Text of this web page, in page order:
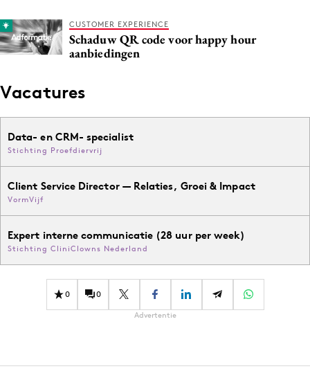
CUSTOMER EXPERIENCE
Schaduw QR code voor happy hour
aanbiedingen
Vacatures
Data- en CRM- specialist
Stichting Proefdiervrij
Client Service Director — Relaties, Groei & Impact
VormVijf
Expert interne communicatie (28 uur per week)
Stichting CliniClowns Nederland
0 0
Advertentie